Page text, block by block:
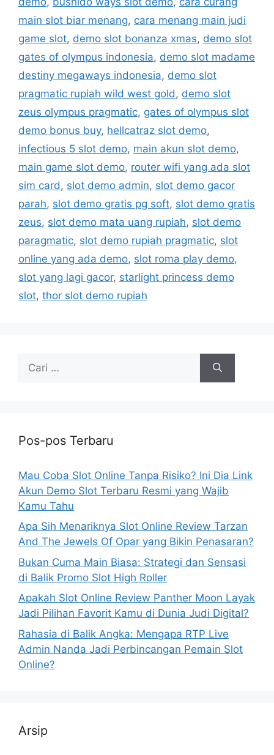
main slot biar menang, cara menang main judi
game slot, demo slot bonanza xmas, demo slot
gates of olympus indonesia, demo slot madame
destiny megaways indonesia, demo slot
pragmatic rupiah wild west gold , demo slot
zeus olympus pragmatic, gates of olympus slot
demo bonus buy, hellcatraz slot demo,
infectious 5 slot demo, main akun slot demo,
main game slot demo, router wifi yang ada slot
sim card , slot demo admin, slot demo gacor
parah, slot demo gratis pg soft, slot demo gratis
zeus, slot demo mata uang rupiah, slot demo
paragmatic, slot demo rupiah pragmatic, slot
online yang ada demo, slot roma play demo,
slot yang lagi gacor, starlight princess demo
slot, thor slot demo rupiah
untuk:
Pos-pos Terbaru
Mau Coba Slot Online Tanpa Risiko? Ini Dia Link
Akun Demo Slot Terbaru Resmi yang Wajib
Kamu Tahu
Apa Sih Menariknya Slot Online Review Tarzan
And The Jewels Of Opar yang Bikin Penasaran?
Bukan Cuma Main Biasa: Strategi dan Sensasi
di Balik Promo Slot High Roller
Apakah Slot Online Review Panther Moon Layak
Jadi Pilihan Favorit Kamu di Dunia Judi Digital?
Rahasia di Balik Angka: Mengapa RTP Live
Admin Nanda Jadi Perbincangan Pemain Slot
Online?
Arsip